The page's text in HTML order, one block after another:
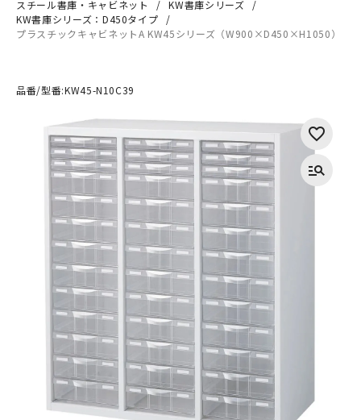
スチール書庫・キャビネット
KW書庫シリーズ
KW書庫シリーズ：D450タイプ
プラスチックキャビネットA KW45シリーズ（W900×D450×H1050）
品番/型番:KW45-N10C39